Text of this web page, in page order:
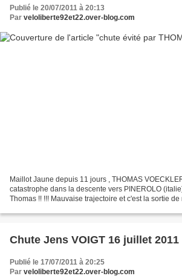
Publié le 20/07/2011 à 20:13
Par veloliberte92et22.over-blog.com
Maillot Jaune depuis 11 jours , THOMAS
catastrophe dans la descente vers PINEROLO
Thomas !! !!! Mauvaise trajectoire et c'est la sortie de
Chute Jens VOIGT 16 juillet 2011
Publié le 17/07/2011 à 20:25
Par veloliberte92et22.over-blog.com